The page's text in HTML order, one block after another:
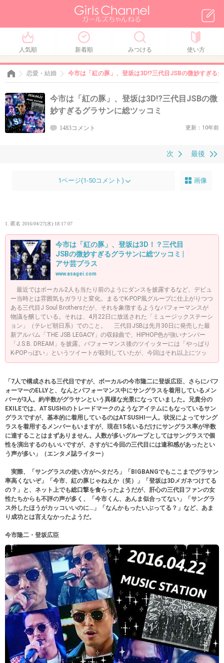
人気順 新着順 みつける 使い方
恋愛・結婚 今市は「紅の豚」、登坂は3D!?三代目JSBの微妙すぎる
今市は「紅の豚」、登坂は3D!?三代目JSBの微
妙すぎるグラサンに総ツッコミ
1483コメント 更新：10年前
最後
次
1ページ(1-50コメント) 画像
1. 匿名 2016/04/27(水) 18:17:07
今市は「紅の豚」、登坂は3D！？三代目
JSBの微妙すぎるグラサンに総ツッコミ |
アサ芸プラス
www.asagei.com
最近ではボーカル2人も当たり前のようにダンスを披露するなど、デビュ
ー当時とは雰囲気もガラリと変化。まるでK-POP風グループに仕上がりつつ
ある三代目J Soul Brothersだが、それを象徴するようなパフォーマンスが
物議を醸している。それは、4月22日に放送された「ミュージックステーシ
ョン」（テレビ朝日系）でのこと。 三代目JSBは先月30日に発売した最
新アルバム「THE JSB LEGACY」の収録曲で、HIPHOP色が強いナンバー
「J.S.B. DREAM」を披露。パフォーマンス後のツイッターには「やっぱり
K-POPっぽい」というツイートが殺到していたが、今回はそれ以上にツッ
「7人で構成される三代目ですが、ボーカルの今市隆二に登坂広臣、さらにパフ
ォーマーのELLYと、なんとパフォーマンス中にサングラスを着用しているメン
バーが3人。約半数がグラサンという異様な光景になっていました。兄貴分の
EXILEでは、ATSUSHIのトレードマークのようなアイテムにもなっているサン
グラスですが、基本的に着用しているのはATSUSHI一人。状況によってサング
ラスを着用するメンバーもいますが、現在15名いるだけにサングラス率が半数
に達することはまずありません。人数が多いグループとしてはサングラスで個
性を演出するのもいいですが、さすがに今回の三代目には違和感があったとい
う声が多い」（エンタメ誌ライター）
実際、「サングラスの使い方がヘタだろ」「BIGBANGでもここまでグラサン
率高くないぞ」「今市、紅の豚じゃねえか（笑）」「登坂は3Dメガネつけてる
の？」と、ネット上でも総口撃を食らったようだが、肝心の三代目ファンの女
性たちからも不評の声が多く、「今市くん、あんま似合ってない」「サングラ
ス外したほうがカッコいいのに…」「なんかもったいぶってる？」など、あま
り成功とは言えなかったようだ。
今市隆二・登坂広臣